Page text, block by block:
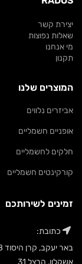
יצירת קשר
שאלות נפוצות
מי אנחנו
תקנון
המוצרים שלנו
אביזרים נלווים
אופניים חשמליים
חלקים לחשמליים
קורקינטים חשמליים
זמינים לשירותכם
כתובת:
באר יעקב, קרן היסוד 8 (סמוך לראשון לציון)
אשקלון, הרצל 31